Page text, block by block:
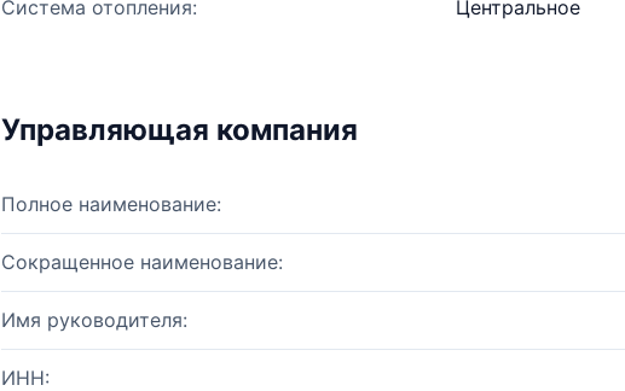
Система отопления: Центральное
Управляющая компания
Полное наименование:
Сокращенное наименование:
Имя руководителя:
ИНН: